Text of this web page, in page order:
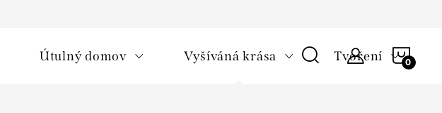
Útulný domov Vyšíváná krása Tvoření